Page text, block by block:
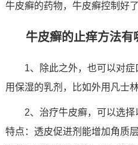
牛皮癣的药物，牛皮癣控制好
牛皮癣的止痒方法有
1、除此之外，也可以对
用保湿的乳剂，比如外用凡士
2、治疗牛皮癣，可以选
特点：透皮促进剂能增加角质